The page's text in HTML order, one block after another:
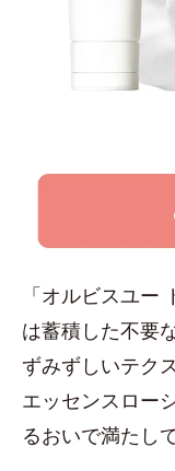
「オルビスユー
は蓄積した不要
ずみずしいテク
エッセンスロー
るおいで満たし